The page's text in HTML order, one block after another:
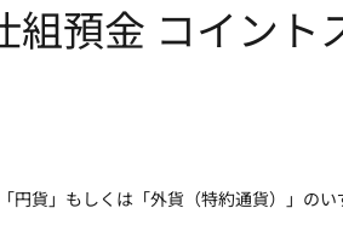
組預金 コイント
貨」もしくは「外貨（特約通貨）」の